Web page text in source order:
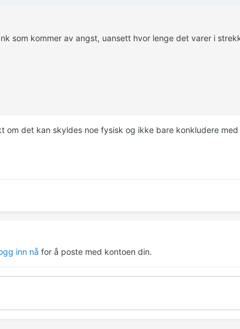
som kommer av angst, uansett hvor lenge det varer i
om det kan skyldes noe fysisk og ikke bare konkludere
inn nå for å poste med kontoen din.